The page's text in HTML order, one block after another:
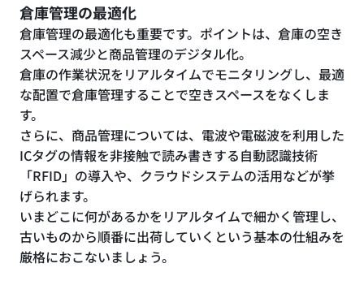
倉庫管理の最適化
倉庫管理の最適化も重要です。ポイントは、倉庫の空き
スペース減少と商品管理のデジタル化。
倉庫の作業状況をリアルタイムでモニタリングし、最適
な配置で倉庫管理することで空きスペースをなくしま
す。
さらに、商品管理については、電波や電磁波を利用した
ICタグの情報を非接触で読み書きする自動認識技術
「RFID」の導入や、クラウドシステムの活用などが挙
げられます。
いまどこに何があるかをリアルタイムで細かく管理し、
古いものから順番に出荷していくという基本の仕組みを
厳格におこないましょう。